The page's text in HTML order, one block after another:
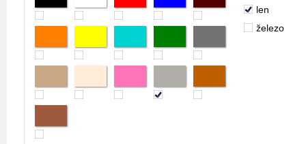
len
železo